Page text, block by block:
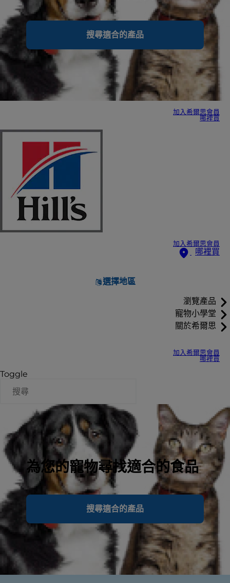
搜尋適合的產品
加入希爾思會員
哪裡買
加入希爾思會員
哪裡買
選擇地區
瀏覽產品
寵物小學堂
關於希爾思
加入希爾思會員
哪裡買
Toggle
為您的寵物尋找適合的食品
搜尋適合的產品